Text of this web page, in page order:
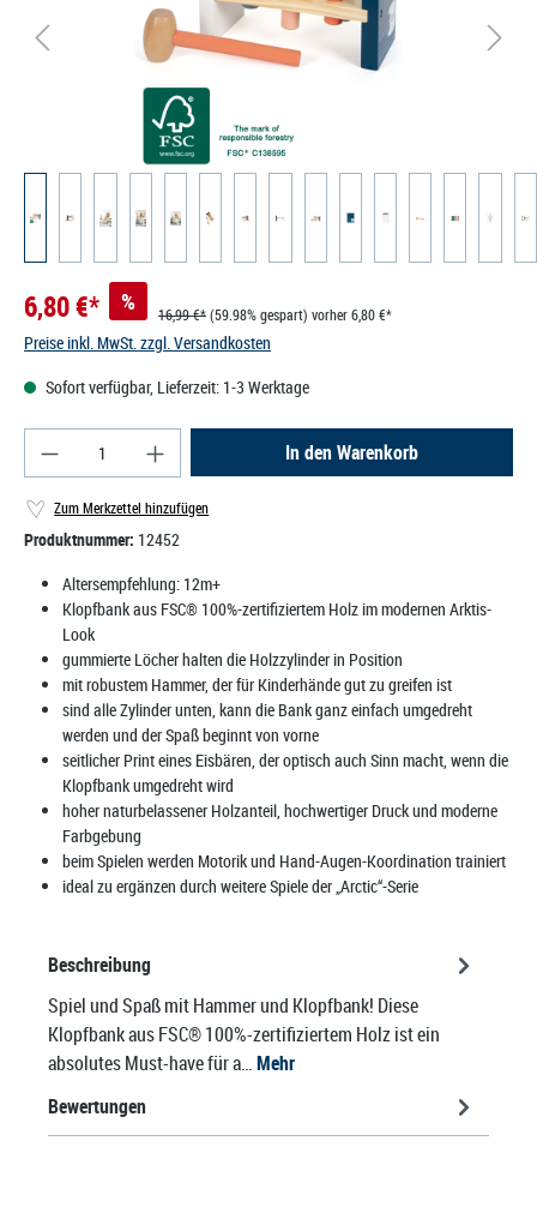
6,80 €* % 16,99 €*(59.98% gespart) vorher 6,80 €*
Preise inkl. MwSt. zzgl. Versandkosten
Sofort verfügbar, Lieferzeit: 1-3 Werktage
Produkt Anzahl: Gib den gewünschten Wert ein
In den Warenkorb
Zum Merkzettel hinzufügen
Produktnummer: 12452
Altersempfehlung: 12m+
Klopfbank aus FSC® 100%-zertifiziertem Holz im modernen Arktis-
Look
gummierte Löcher halten die Holzzylinder in Position
mit robustem Hammer, der für Kinderhände gut zu greifen ist
sind alle Zylinder unten, kann die Bank ganz einfach umgedreht
werden und der Spaß beginnt von vorne
seitlicher Print eines Eisbären, der optisch auch Sinn macht, wenn die
Klopfbank umgedreht wird
hoher naturbelassener Holzanteil, hochwertiger Druck und moderne
Farbgebung
beim Spielen werden Motorik und Hand-Augen-Koordination trainiert
ideal zu ergänzen durch weitere Spiele der „Arctic“-Serie
Beschreibung
Spiel und Spaß mit Hammer und Klopfbank! Diese
Klopfbank aus FSC® 100%-zertifiziertem Holz ist ein
absolutes Must-have für a…Mehr
Bewertungen